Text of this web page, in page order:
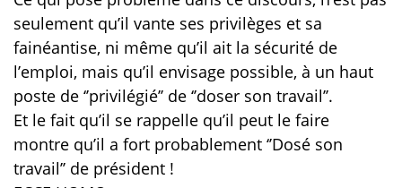
seulement qu’il vante ses privilèges et sa
fainéantise, ni même qu’il ait la sécurité de
l’emploi, mais qu’il envisage possible, à un haut
poste de ‘’privilégié’’ de ‘’doser son travail’’.
Et le fait qu’il se rappelle qu’il peut le faire
montre qu’il a fort probablement ‘’Dosé son
travail’’ de président !